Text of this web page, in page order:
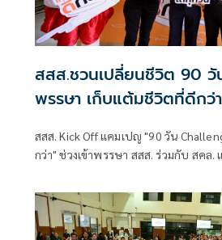
สสส.ชวนเปลี่ยนชีวิต 90 วั
พรรษา เก็บแต้มชีวิตที่ดีกว่า
สสส. Kick Off แคมเปญ "90 วัน
กว่า" ช่วงเข้าพรรษา สสส. ร่วมกับ สคล.
พรรษา ปี 2569